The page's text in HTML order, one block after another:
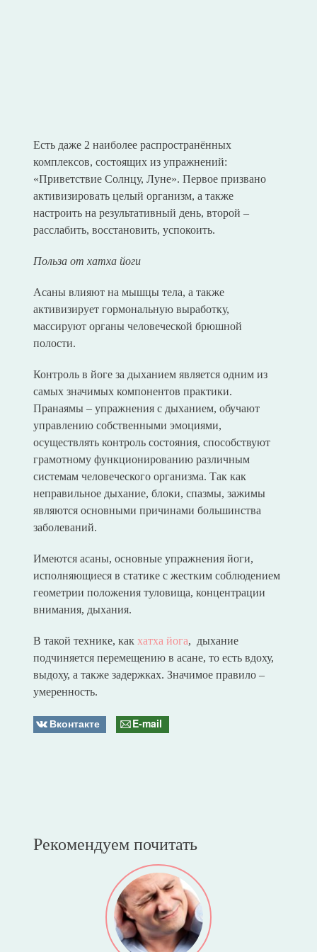
Есть даже 2 наиболее распространённых
комплексов, состоящих из упражнений:
«Приветствие Солнцу, Луне». Первое призвано
активизировать целый организм, а также
настроить на результативный день, второй –
расслабить, восстановить, успокоить.
Польза от хатха йоги
Асаны влияют на мышцы тела, а также
активизирует гормональную выработку,
массируют органы человеческой брюшной
полости.
Контроль в йоге за дыханием является одним из
самых значимых компонентов практики.
Пранаямы – упражнения с дыханием, обучают
управлению собственными эмоциями,
осуществлять контроль состояния, способствуют
грамотному функционированию различным
системам человеческого организма. Так как
неправильное дыхание, блоки, спазмы, зажимы
являются основными причинами большинства
заболеваний.
Имеются асаны, основные упражнения йоги,
исполняющиеся в статике с жестким соблюдением
геометрии положения туловища, концентрации
внимания, дыхания.
В такой технике, как хатха йога, дыхание
подчиняется перемещению в асане, то есть вдоху,
выдоху, а также задержках. Значимое правило –
умеренность.
Вконтакте E-mail
Рекомендуем почитать